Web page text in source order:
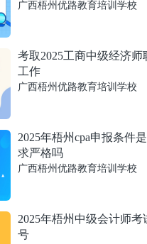
广西梧州优路教育培训学校
考取2025工商中级经济
工作
广西梧州优路教育培训学校
2025年梧州cpa申报条件
求严格吗
广西梧州优路教育培训学校
2025年梧州中级会计师
号